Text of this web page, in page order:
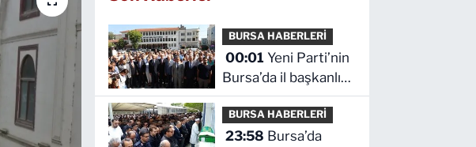
BURSA HABERLERİ
00:01 Yeni Parti’nin
Bursa’da il başkanlığı
ve yönetim kurulu
belli oldu
BURSA HABERLERİ
23:58